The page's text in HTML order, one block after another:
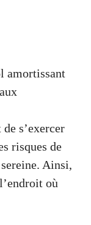
amortissant
s’exercer
risques de
Ainsi,
où